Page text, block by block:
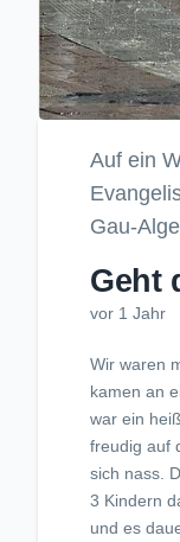
Auf ein
Gau-
Geht
vor 1 Jahr
Wir waren
kamen an
war ein
freudig auf
sich nass.
3 Kindern
und es